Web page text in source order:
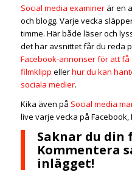
Social media examinerär en
och blogg. Varje vecka
timme. Här både läser och
det här avsnittet får du reda
Facebook-annonser för att
filmklipp ellerhur du kan
sociala medier.
Kika även på Social media
live varje vecka på
Saknar du din
Kommentera
inlägget!